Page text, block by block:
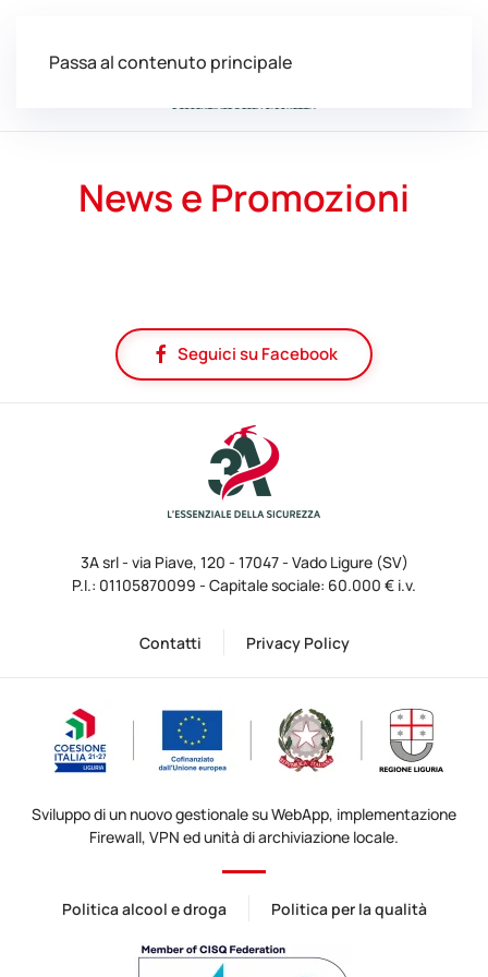
Passa al contenuto principale
News e Promozioni
Seguici su Facebook
3A srl - via Piave, 120 - 17047 - Vado Ligure (SV)
P.I.: 01105870099 - Capitale sociale: 60.000 € i.v.
Contatti Privacy Policy
Sviluppo di un nuovo gestionale su WebApp, implementazione
Firewall, VPN ed unità di archiviazione locale.
Politica alcool e droga Politica per la qualità